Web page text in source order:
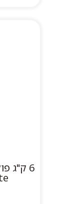
6 ק"ג